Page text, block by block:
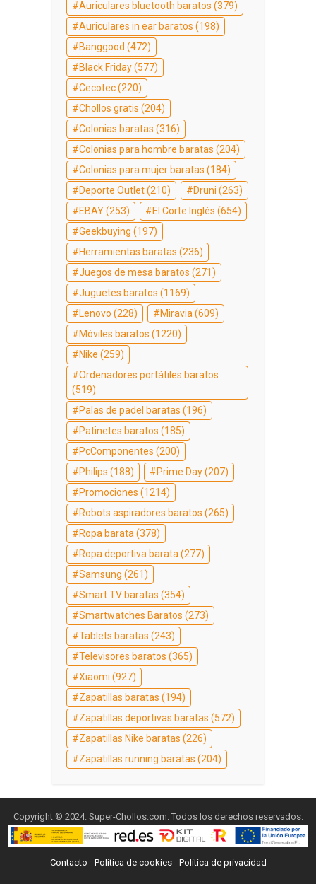
Auriculares bluetooth baratos (379)
Auriculares in ear baratos (198)
Banggood (472)
Black Friday(577)
Cecotec(220)
Chollos gratis (204)
Colonias baratas (316)
Colonias para hombre baratas (204)
Colonias para mujer baratas (184)
Deporte Outlet(210) Druni (263)
EBAY(253) El Corte Inglés (654)
Geekbuying (197)
Herramientas baratas (236)
Juegos de mesa baratos (271)
Juguetes baratos (1169)
Lenovo (228) Miravia(609)
Móviles baratos (1220)
Nike (259)
Ordenadores portátiles baratos
(519)
Palas de padel baratas (196)
Patinetes baratos (185)
PcComponentes (200)
Philips (188) Prime Day(207)
Promociones (1214)
Robots aspiradores baratos (265)
Ropa barata(378)
Ropa deportiva barata(277)
Samsung (261)
Smart TV baratas (354)
Smartwatches Baratos (273)
Tablets baratas (243)
Televisores baratos (365)
Xiaomi (927)
Zapatillas baratas (194)
Zapatillas deportivas baratas (572)
Zapatillas Nike baratas (226)
Zapatillas running baratas (204)
Copyright © 2024. Super-Chollos.com. Todos los derechos reservados.
Contacto Política de cookies Política de privacidad